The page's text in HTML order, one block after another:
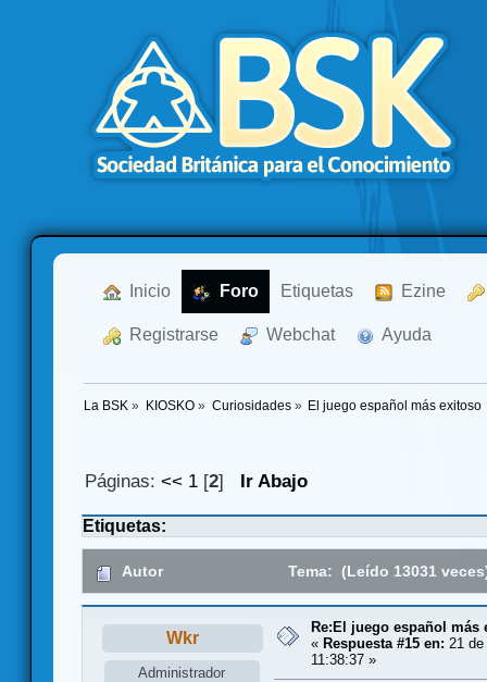
Inicio Foro Etiquetas Ezine
Registrarse Webchat Ayuda
La BSK » KIOSKO» Curiosidades» El juego español más exitoso
Páginas:<< 1 [2] Ir Abajo
Etiquetas:
Autor Tema: (Leído 13031
Wkr
Administrador
Re:El juego español más
« Respuesta #15 en: 21
11:38:37 »